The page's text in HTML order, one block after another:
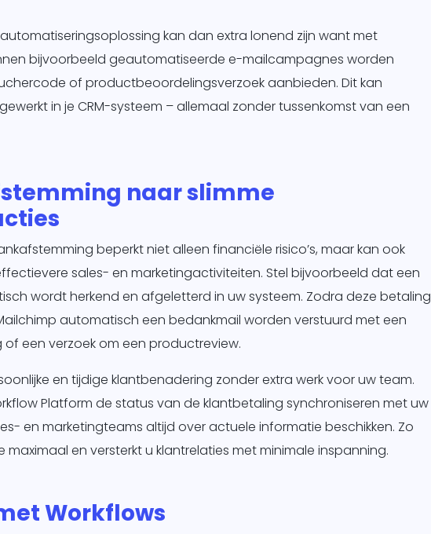
kan dan extra lonend zijn want met
bijvoorbeeld geautomatiseerde e-mailcampagnes worden
of productbeoordelingsverzoek aanbieden. Dit kan
in je CRM-systeem – allemaal zonder tussenkomst van een
naar slimme
beperkt niet alleen financiële risico’s, maar kan ook
sales- en marketingactiviteiten. Stel bijvoorbeeld dat een
wordt herkend en afgeletterd in uw systeem. Zodra deze betaling
automatisch een bedankmail worden verstuurd met een
een verzoek om een productreview.
en tijdige klantbenadering zonder extra werk voor uw team.
Platform de status van de klantbetaling synchroniseren met uw
en marketingteams altijd over actuele informatie beschikken. Zo
maximaal en versterkt u klantrelaties met minimale inspanning.
Workflows